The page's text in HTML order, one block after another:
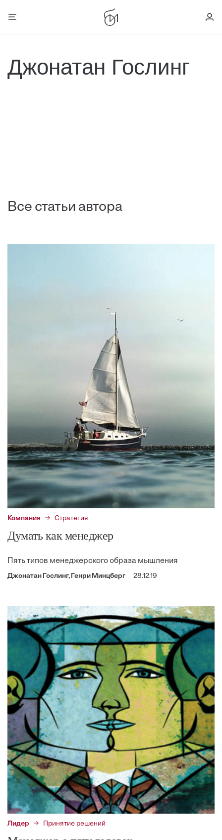
Джонатан Гослинг
Все статьи автора
Компания Стратегия
Думать как менеджер
Пять типов менеджерского образа мышления
Джонатан Гослинг, Генри Минцберг 28.12.19
Лидер Принятие решений